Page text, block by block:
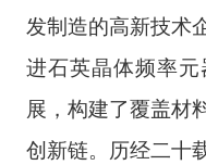
发制造的高新技术
进石英晶体频率
展，构建了覆盖材
创新链。历经二十